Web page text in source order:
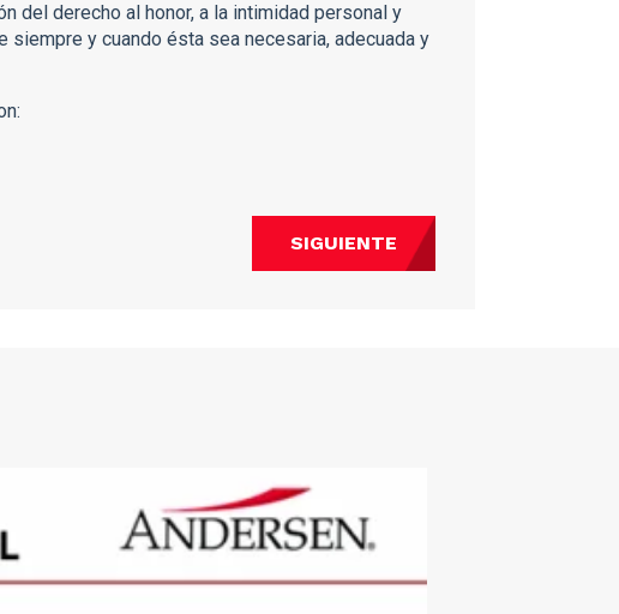
del derecho al honor, a la intimidad personal y
y cuando ésta sea necesaria, adecuada y
SIGUIENTE